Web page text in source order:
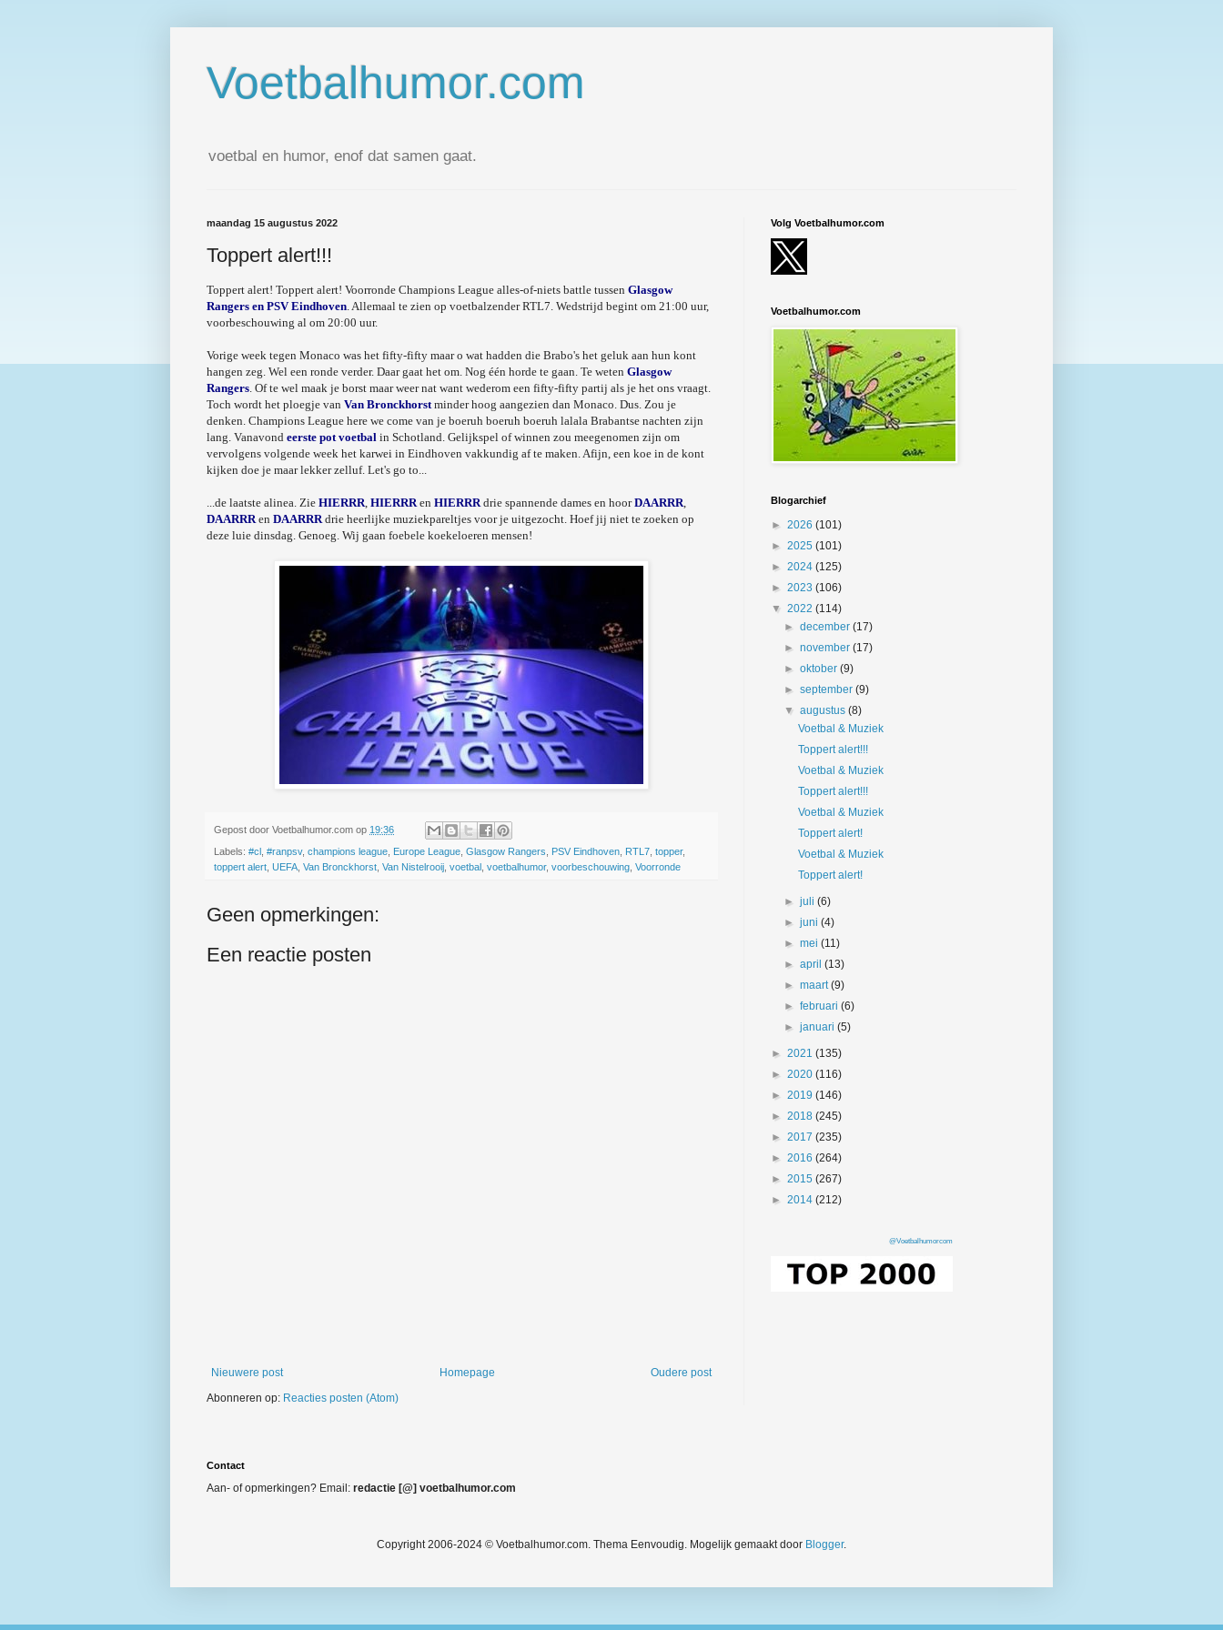
Voetbalhumor.com
voetbal en humor, enof dat samen gaat.
maandag 15 augustus 2022
Toppert alert!!!
Toppert alert! Toppert alert! Voorronde Champions League alles-of-niets battle tussen Glasgow
Rangers en PSV Eindhoven. Allemaal te zien op voetbalzender RTL7. Wedstrijd begint om 21:00 uur,
voorbeschouwing al om 20:00 uur.
Vorige week tegen Monaco was het fifty-fifty maar o wat hadden die Brabo's het geluk aan hun kont
hangen zeg. Wel een ronde verder. Daar gaat het om. Nog één horde te gaan. Te weten Glasgow
Rangers. Of te wel maak je borst maar weer nat want wederom een fifty-fifty partij als je het ons vraagt.
Toch wordt het ploegje van Van Bronckhorstminder hoog aangezien dan Monaco. Dus. Zou je
denken. Champions League here we come van je boeruh boeruh boeruh lalala Brabantse nachten zijn
lang. Vanavond eerste pot voetbal in Schotland. Gelijkspel of winnen zou meegenomen zijn om
vervolgens volgende week het karwei in Eindhoven vakkundig af te maken. Afijn, een koe in de kont
kijken doe je maar lekker zelluf. Let's go to...
...de laatste alinea. Zie HIERRR, HIERRRen HIERRRdrie spannende dames en hoorDAARRR,
DAARRRen DAARRRdrie heerlijke muziekpareltjes voor je uitgezocht. Hoef jij niet te zoeken op
deze luie dinsdag. Genoeg. Wij gaan foebele koekeloeren mensen!
Gepost door Voetbalhumor.com op 19:36
Labels: #cl , #ranpsv, champions league, Europe League, Glasgow Rangers, PSV Eindhoven, RTL7, topper,
toppert alert, UEFA, Van Bronckhorst, Van Nistelrooij, voetbal , voetbalhumor, voorbeschouwing, Voorronde
Geen opmerkingen:
Een reactie posten
Nieuwere post Oudere post
Homepage
Abonneren op: Reacties posten (Atom)
Volg Voetbalhumor.com
Voetbalhumor.com
Blogarchief
► 2026 (101)
► 2025 (101)
► 2024 (125)
► 2023 (106)
▼ 2022 (114)
►december(17)
►november(17)
►oktober(9)
►september(9)
▼augustus(8)
Voetbal & Muziek
Toppert alert!!!
Voetbal & Muziek
Toppert alert!!!
Voetbal & Muziek
Toppert alert!
Voetbal & Muziek
Toppert alert!
►juli(6)
►juni(4)
►mei(11)
►april(13)
►maart(9)
►februari(6)
►januari(5)
► 2021 (135)
► 2020 (116)
► 2019 (146)
► 2018 (245)
► 2017 (235)
► 2016 (264)
► 2015 (267)
► 2014 (212)
@Voetbalhumorcom
Contact
Aan- of opmerkingen? Email: redactie [@] voetbalhumor.com
Copyright 2006-2024 © Voetbalhumor.com. Thema Eenvoudig. Mogelijk gemaakt door Blogger.